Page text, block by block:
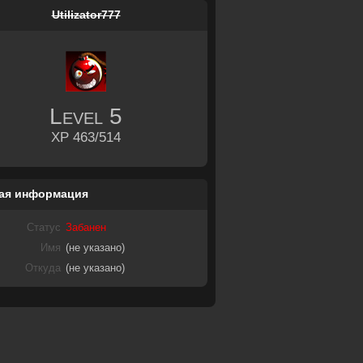
Utilizator777
Level 5
XP 463/514
информация
Статус Забанен
Имя (не указано)
Откуда (не указано)